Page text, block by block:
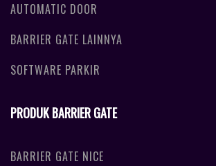
AUTOMATIC DOOR
BARRIER GATE LAINNYA
SOFTWARE PARKIR
PRODUK BARRIER GATE
BARRIER GATE NICE